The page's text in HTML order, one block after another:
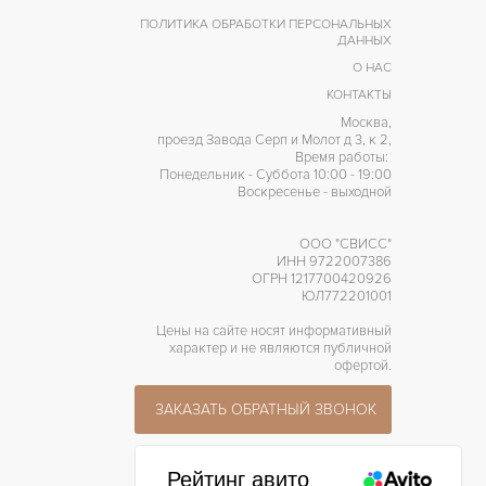
ПОЛИТИКА ОБРАБОТКИ ПЕРСОНАЛЬНЫХ
ДАННЫХ
О НАС
КОНТАКТЫ
Москва,
проезд Завода Серп и Молот д 3, к 2,
Время работы:
Понедельник - Суббота 10:00 - 19:00
Воскресенье - выходной
ООО "СВИСС"
ИНН 9722007386
ОГРН 1217700420926
ЮЛ772201001
Цены на сайте носят информативный
характер и не являются публичной
офертой.
ЗАКАЗАТЬ ОБРАТНЫЙ ЗВОНОК
Рейтинг авито